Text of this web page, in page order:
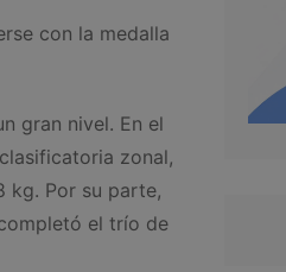
con la medalla
gran nivel. En el
zonal,
kg. Por su parte,
el trío de